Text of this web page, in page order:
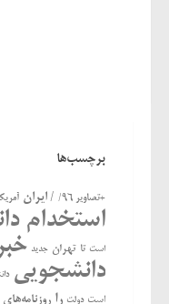
برچسب‌ها
+تصاویر ۹۶/ / ایران
استخدام
است تا تهران جدید
دانشجویی
ﺍﺳﺖ دولت را روزنامه‌های